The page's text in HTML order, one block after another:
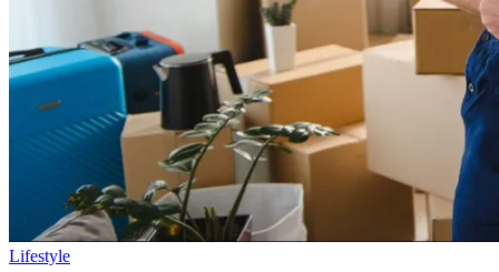
Lifestyle